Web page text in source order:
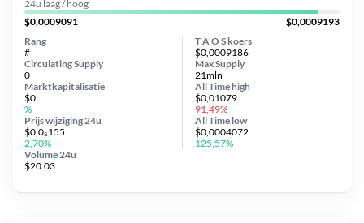
24u laag / hoog
$0,0009091
$0,0009193
T A O S koers
$0,0009186
Circulating Supply
0
Prijs wijziging 24u
$0,0₅155
2,70%
Max Supply
21mln
Marktkapitalisatie
$0
%
Volume 24u
$20.03
Rang
#
All Timehigh
$0,01079
91,49%
All Time low
$0,0004072
125,57%